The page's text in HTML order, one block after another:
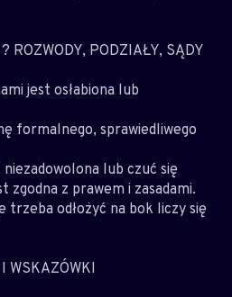
ROZWODY, PODZIAŁY, SĄDY
jest osłabiona lub
formalnego, sprawiedliwego
lub czuć się
zgodna z prawem i zasadami.
trzeba odłożyć na bok liczy się
WSKAZÓWKI